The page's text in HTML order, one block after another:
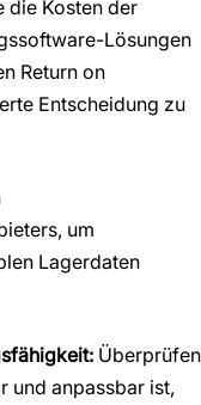
die Kosten der
Lösungen
Return on
Entscheidung zu
um
Lagerdaten
Überprüfen
und anpassbar ist,